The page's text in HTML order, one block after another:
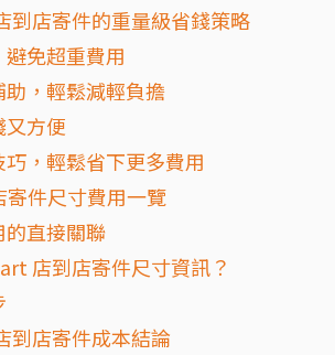
到店寄件的重量級省錢策略
免超重費用
，輕鬆減輕負擔
又方便
，輕鬆省下更多費用
件尺寸費用一覽
直接關聯
店到店寄件尺寸資訊？
到店寄件成本結論